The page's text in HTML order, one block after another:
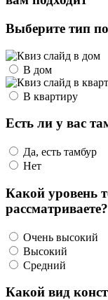
Выберите тип
В дом
В квартиру
Есть ли у вас
Да, есть тамбур
Нет
Какой уровень
рассматриваете?
Очень высокий
Высокий
Средний
Какой вид